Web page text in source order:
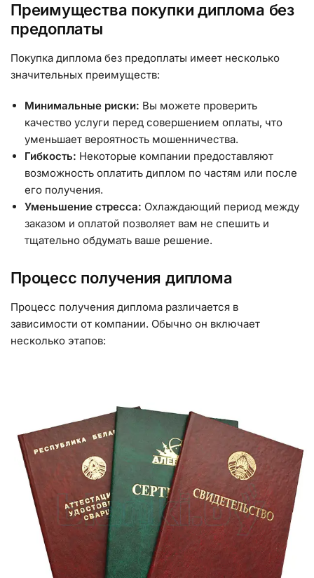
Преимущества покупки диплома без
предоплаты
Покупка диплома без предоплаты имеет несколько
значительных преимуществ:
Минимальные риски: Вы можете проверить
качество услуги перед совершением оплаты, что
уменьшает вероятность мошенничества.
Гибкость: Некоторые компании предоставляют
возможность оплатить диплом по частям или после
его получения.
Уменьшение стресса: Охлаждающий период между
заказом и оплатой позволяет вам не спешить и
тщательно обдумать ваше решение.
Процесс получения диплома
Процесс получения диплома различается в
зависимости от компании. Обычно он включает
несколько этапов: